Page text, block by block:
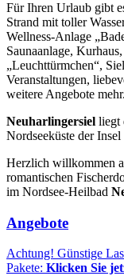
Für Ihren Urlaub gibt
Strand mit toller
Wellness-Anlage
Saunaanlage,
„Leuchttürmchen“,
Veranstaltungen,
weitere Angebote mehr.
Neuharlingersiel liegt
Nordseeküste der
Herzlich willkommen
romantischen
im Nordsee-Heilbad
Angebote
Achtung! Günstige
Pakete: Klicken Sie